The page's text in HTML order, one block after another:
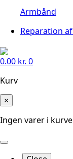
Armbånd
Reparation
0.00 kr. 0
Kurv
×
Ingen varer i